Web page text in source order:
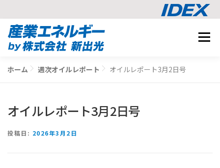
メニ
BUSINESS
ナレッジ
CO2削減シミュレーション
ホーム 週次オイルレポート オイルレポート3月2日号
オイルレポート3月2日号
投稿日: 2026年3月2日